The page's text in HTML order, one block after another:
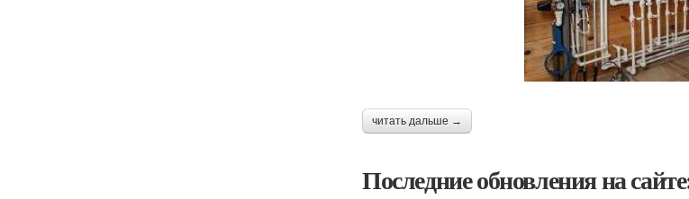
читать дальше →
Последние обновления на